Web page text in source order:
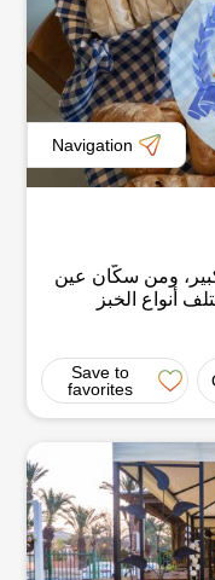
Navigation
ومن سكّان عين
أنواع الخبز
Save to
favorites